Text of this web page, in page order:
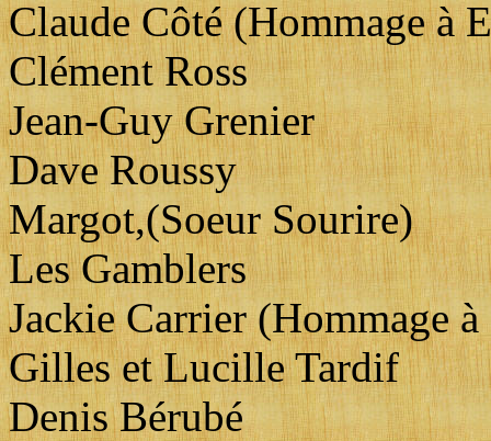
Claude Côté (Hommage à
Clément Ross
Jean-Guy Grenier
Dave Roussy
Margot,(Soeur Sourire)
Les Gamblers
Jackie Carrier (Hommage
Gilles et Lucille Tardif
Denis Bérubé